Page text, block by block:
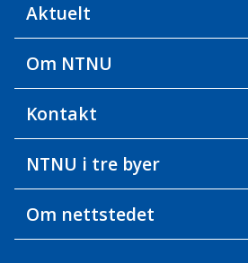
Aktuelt
Om NTNU
Kontakt
NTNU i tre byer
Om nettstedet